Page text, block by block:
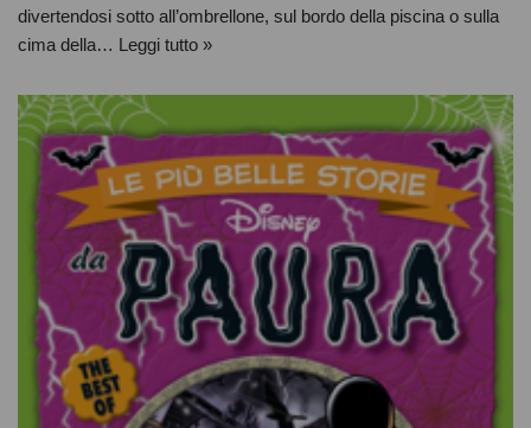
divertendosi sotto all’ombrellone, sul bordo della piscina o sulla
cima della… Leggi tutto »